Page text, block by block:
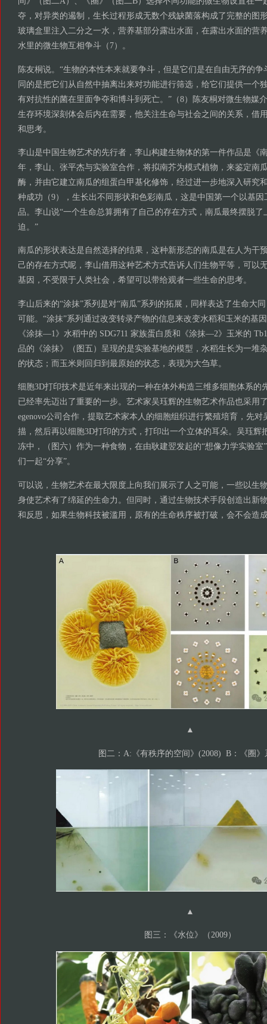
夺，对异类的遏制，生长过程形成无数个残缺菌落构成了完整的图
玻璃盒里注入二分之一水，营养基部分露出水面，在露出水面的营
水里的微生物互相争斗（7）。
陈友桐说。“生物的本性本来就要争斗，但是它们是在自由无序的
同的是把它们从自然中抽离出来对功能进行筛选，给它们提供一个
有对抗性的菌在里面争夺和博斗到死亡。”（8）陈友桐对微生物媒
生存环境深刻体会后内在需要，他关注生命与社会之间的关系，借
和思考。
李山是中国生物艺术的先行者，李山构建生物体的第一件作品是《
年，李山、张平杰与实验室合作，将拟南芥为模式植物，来鉴定南
酶，并由它建立南瓜的组蛋白甲基化修饰，经过进一步地深入研究
种成功（9），生长出不同形状和色彩南瓜，这是中国第一个以基
品。李山说“一个生命总算拥有了自己的存在方式，南瓜最终摆脱了
迫。”
南瓜的形状表达是自然选择的结果，这种新形态的南瓜是在人为干
己的存在方式呢，李山借用这种艺术方式告诉人们生物平等，可以
基因，不受限于人类社会，希望可以带给观者一些生命的思考。
李山后来的“涂抹”系列是对“南瓜”系列的拓展，同样表达了生命大
可能。“涂抹”系列通过改变转录产物的信息来改变水稻和玉米的基
《涂抹—1》水稻中的 SDG711 家族蛋白质和《涂抹—2》玉米的
品的《涂抹》（图五）呈现的是实验基地的模型，水稻生长为一堆
的状态；而玉米则回归到最原始的状态，表现为大刍草。
细胞3D打印技术是近年来出现的一种在体外构造三维多细胞体系的
已经率先迈出了重要的一步。艺术家吴珏辉的生物艺术作品也采用
egenovo公司合作，提取艺术家本人的细胞组织进行繁殖培育，先对
描，然后再以细胞3D打印的方式，打印出一个立体的耳朵。吴珏辉
冻中，（图六）作为一种食物，在由耿建翌发起的“想像力学实验室
们一起“分享”。
可以说，生物艺术在最大限度上向我们展示了人之可能，一些以生
身使艺术有了绵延的生命力。但同时，通过生物技术手段创造出新
和反思，如果生物科技被滥用，原有的生命秩序被打破，会不会造
▲
图二：A:《有秩序的空间》(2008) B：《圈》
▲
图三：《水位》（2009）